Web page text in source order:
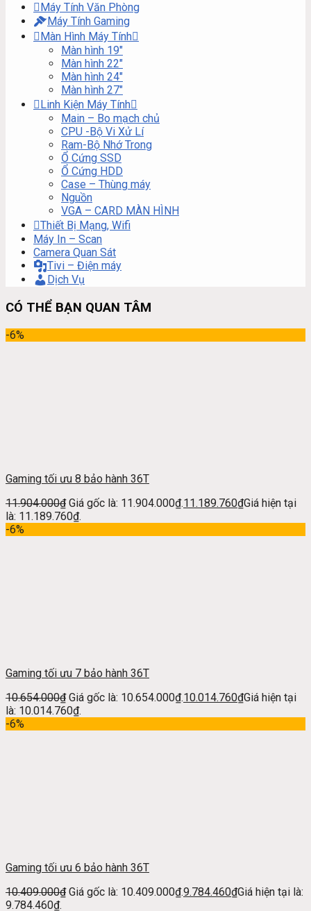
Máy Tính Văn Phòng
Máy Tính Gaming
Màn Hình Máy Tính
Màn hình 19″
Màn hình 22″
Màn hình 24″
Màn hình 27″
Linh Kiện Máy Tính
Main – Bo mạch chủ
CPU -Bộ Vi Xử Lí
Ram-Bộ Nhớ Trong
Ổ Cứng SSD
Ổ Cứng HDD
Case – Thùng máy
Nguồn
VGA – CARD MÀN HÌNH
Thiết Bị Mạng, Wifi
Máy In – Scan
Camera Quan Sát
Tivi – Điện máy
Dịch Vụ
CÓ THỂ BẠN QUAN TÂM
-6%
Gaming tối ưu 8 bảo hành 36T
11.904.000₫ Giá gốc là: 11.904.000₫.11.189.760₫Giá hiện tại
là: 11.189.760₫.
-6%
Gaming tối ưu 7 bảo hành 36T
10.654.000₫ Giá gốc là: 10.654.000₫.10.014.760₫Giá hiện tại
là: 10.014.760₫.
-6%
Gaming tối ưu 6 bảo hành 36T
10.409.000₫ Giá gốc là: 10.409.000₫.9.784.460₫Giá hiện tại là:
9.784.460₫.